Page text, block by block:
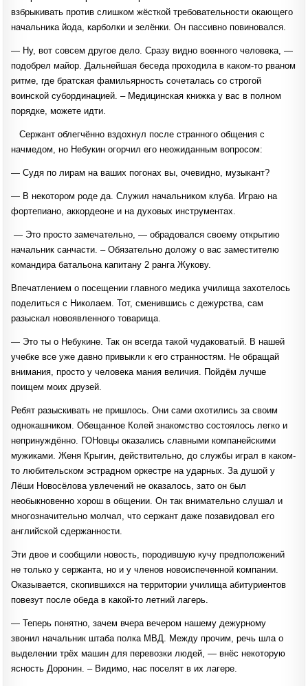
взбрыкивать против слишком жёсткой требовательности окающего
начальника йода, карболки и зелёнки. Он пассивно повиновался.
— Ну, вот совсем другое дело. Сразу видно военного человека, —
подобрел майор. Дальнейшая беседа проходила в каком-то рваном
ритме, где братская фамильярность сочеталась со строгой
воинской субординацией. – Медицинская книжка у вас в полном
порядке, можете идти.
Сержант облегчённо вздохнул после странного общения с
начмедом, но Небукин огорчил его неожиданным вопросом:
— Судя по лирам на ваших погонах вы, очевидно, музыкант?
— В некотором роде да. Служил начальником клуба. Играю на
фортепиано, аккордеоне и на духовых инструментах.
— Это просто замечательно, — обрадовался своему открытию
начальник санчасти. – Обязательно доложу о вас заместителю
командира батальона капитану 2 ранга Жукову.
Впечатлением о посещении главного медика училища захотелось
поделиться с Николаем. Тот, сменившись с дежурства, сам
разыскал новоявленного товарища.
— Это ты о Небукине. Так он всегда такой чудаковатый. В нашей
учебке все уже давно привыкли к его странностям. Не обращай
внимания, просто у человека мания величия. Пойдём лучше
поищем моих друзей.
Ребят разыскивать не пришлось. Они сами охотились за своим
однокашником. Обещанное Колей знакомство состоялось легко и
непринуждённо. ГОНовцы оказались славными компанейскими
мужиками. Женя Крыгин, действительно, до службы играл в каком-
то любительском эстрадном оркестре на ударных. За душой у
Лёши Новосёлова увлечений не оказалось, зато он был
необыкновенно хорош в общении. Он так внимательно слушал и
многозначительно молчал, что сержант даже позавидовал его
английской сдержанности.
Эти двое и сообщили новость, породившую кучу предположений
не только у сержанта, но и у членов новоиспеченной компании.
Оказывается, скопившихся на территории училища абитуриентов
повезут после обеда в какой-то летний лагерь.
— Теперь понятно, зачем вчера вечером нашему дежурному
звонил начальник штаба полка МВД. Между прочим, речь шла о
выделении трёх машин для перевозки людей, — внёс некоторую
ясность Доронин. – Видимо, нас поселят в их лагере.